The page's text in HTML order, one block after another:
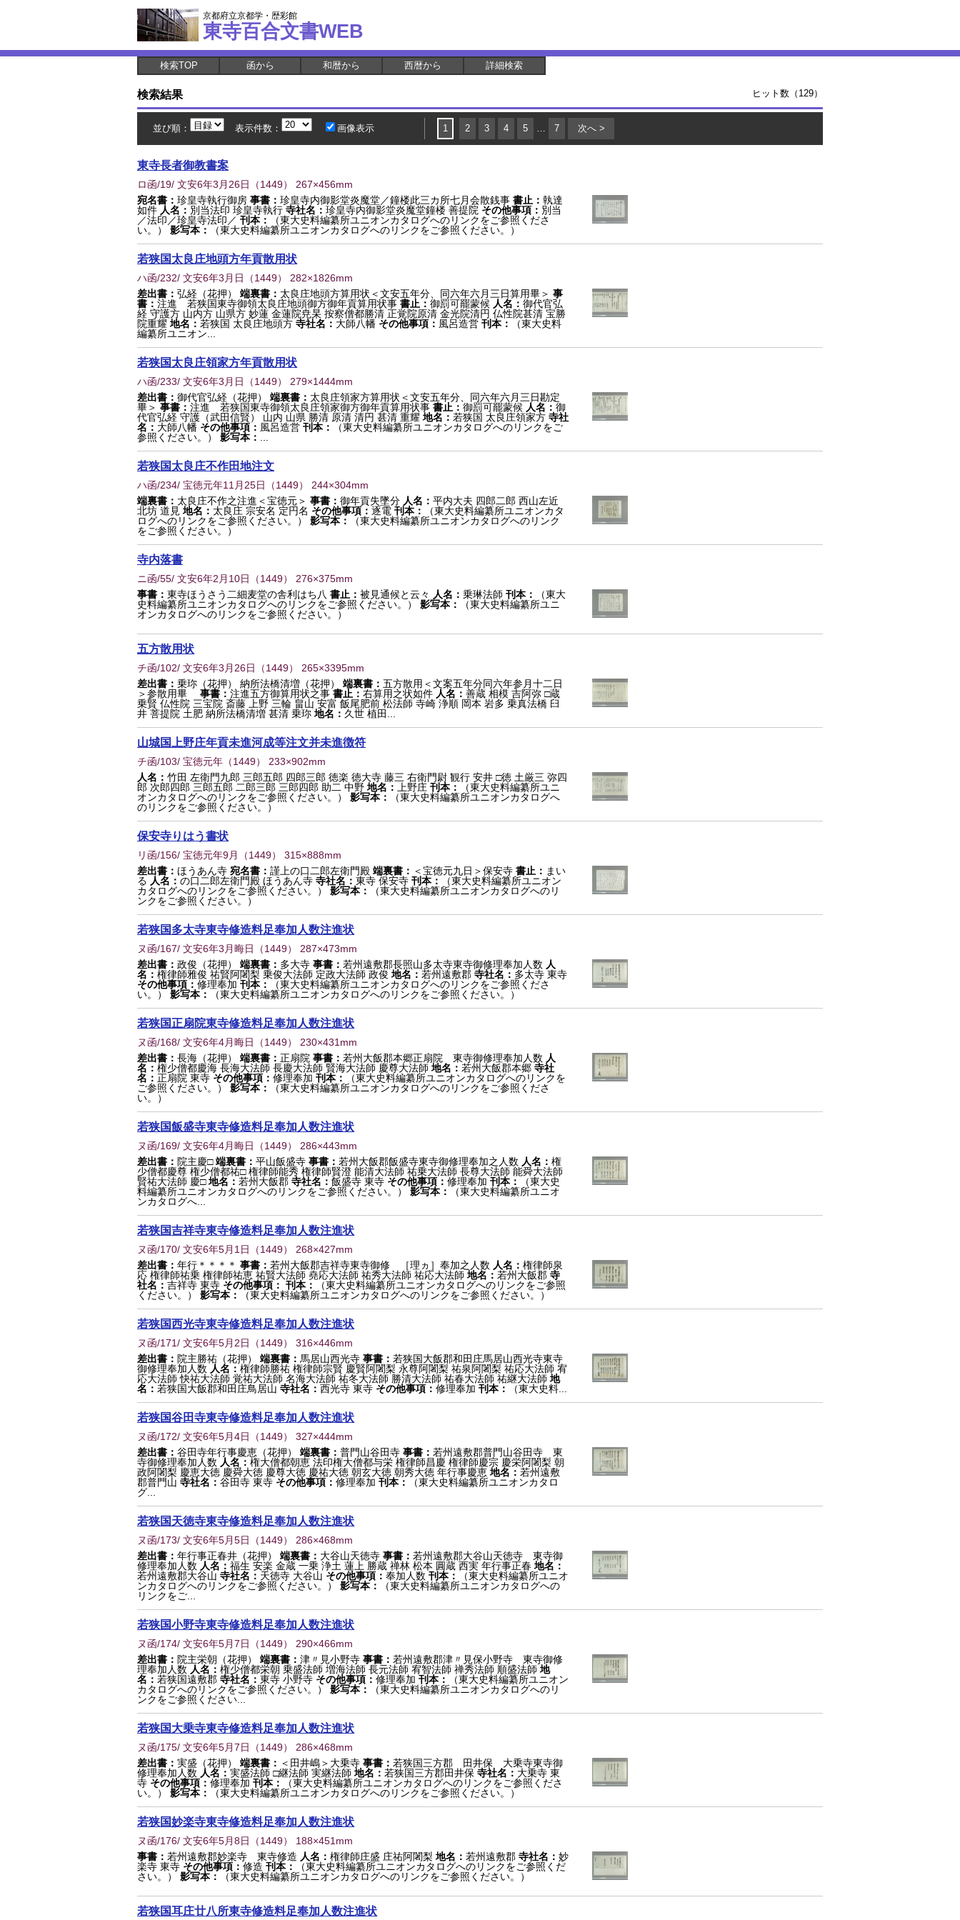
京都府立京都学・歴彩館
東寺百合文書WEB
検索TOP 函から 和暦から 西暦から 詳細検索
検索結果 ヒット数（129）
並び順： 表示件数： 画像表示 1 2 3 4 5 … 7 次へ >
東寺長者御教書案
ロ函/19/ 文安6年3月26日 （1449） 267×456mm
宛名書： 珍皇寺執行御房 事書： 珍皇寺内御影堂炎魔堂／鐘楼此三カ所七月会散銭事 書止： 執達
如件 人名： 別当法印 珍皇寺執行 寺社名： 珍皇寺内御影堂炎魔堂鐘楼 善提院 その他事項： 別当
／法印／珍皇寺法印／ 刊本：
（東大史料編纂所ユニオンカタログへのリンクをご参照くださ
い。）
影写本： （東大史料編纂所ユニオンカタログへのリンクをご参照ください。）
若狭国太良庄地頭方年貢散用状
ハ函/232/ 文安6年3月日 （1449） 282×1826mm
差出書： 弘経（花押） 端裏書： 太良庄地頭方算用状＜文安五年分、同六年六月三日算用畢＞ 事
書： 注進 若狭国東寺御領太良庄地頭御方御年貢算用状事 書止： 御罰可罷蒙候 人名： 御代官弘
経 守護方 山内方 山県方 妙蓮 金蓮院尭杲 按察僧都勝清 正覚院原清 金光院清円 仏性院甚清 宝勝
院重耀 地名： 若狭国 太良庄地頭方 寺社名： 大師八幡 その他事項： 風呂造営 刊本：
（東大史料
編纂所ユニオン...
若狭国太良庄領家方年貢散用状
ハ函/233/ 文安6年3月日 （1449） 279×1444mm
差出書： 御代官弘経（花押） 端裏書： 太良庄領家方算用状＜文安五年分、同六年六月三日勘定
畢＞ 事書： 注進 若狭国東寺御領太良庄領家御方御年貢算用状事 書止： 御罰可罷蒙候 人名： 御
代官弘経 守護（武田信賢） 山内 山県 勝清 原清 清円 甚清 重耀 地名： 若狭国 太良庄領家方 寺社
名： 大師八幡 その他事項： 風呂造営 刊本：
（東大史料編纂所ユニオンカタログへのリンクをご
参照ください。）
影写本：
若狭国太良庄不作田地注文
ハ函/234/ 宝徳元年11月25日 （1449） 244×304mm
端裏書： 太良庄不作之注進＜宝徳元＞ 事書： 御年貢失墜分 人名： 平内大夫 四郎二郎 西山左近
北坊 道見 地名： 太良庄 宗安名 定円名 その他事項： 逐電 刊本：
（東大史料編纂所ユニオンカタ
ログへのリンクをご参照ください。）
影写本：
（東大史料編纂所ユニオンカタログへのリンク
をご参照ください。）
寺内落書
ニ函/55/ 文安6年2月10日 （1449） 276×375mm
事書： 東寺ほうさう二細麦堂の舎利はち八 書止： 被見通候と云々 人名： 乗琳法師 刊本：
（東大
史料編纂所ユニオンカタログへのリンクをご参照ください。）
影写本：
（東大史料編纂所ユニ
オンカタログへのリンクをご参照ください。）
五方散用状
チ函/102/ 文安6年3月26日 （1449） 265×3395mm
差出書： 乗珎（花押） 納所法橋清増（花押） 端裏書： 五方散用＜文案五年分同六年参月十二日
＞参散用畢
事書： 注進五方御算用状之事 書止： 右算用之状如件 人名： 善蔵 相模 吉阿弥 □蔵
乗賢 仏性院 三宝院 斎藤 上野 三輪 畠山 安富 飯尾肥前 松法師 寺崎 浄順 岡本 岩多 乗真法橋 臼
井 菩提院 土肥 納所法橋清増 甚清 乗珎 地名： 久世 植田...
山城国上野庄年貢未進河成等注文并未進徴符
チ函/103/ 宝徳元年 （1449） 233×902mm
人名： 竹田 左衛門九郎 三郎五郎 四郎三郎 徳楽 徳大寺 藤三 右衛門尉 観行 安井 □徳 土厳三 弥四
郎 次郎四郎 三郎五郎 二郎三郎 三郎四郎 助二 中野 地名： 上野庄 刊本：
（東大史料編纂所ユニ
オンカタログへのリンクをご参照ください。）
影写本：
（東大史料編纂所ユニオンカタログへ
のリンクをご参照ください。）
保安寺りはう書状
リ函/156/ 宝徳元年9月 （1449） 315×888mm
差出書： ほうあん寺 宛名書： 謹上の口二郎左衛門殿 端裏書： ＜宝徳元九日＞保安寺 書止： まい
る 人名： の口二郎左衛門殿 ほうあん寺 寺社名： 東寺 保安寺 刊本：
（東大史料編纂所ユニオン
カタログへのリンクをご参照ください。）
影写本：
（東大史料編纂所ユニオンカタログへのリ
ンクをご参照ください。）
若狭国多太寺東寺修造料足奉加人数注進状
ヌ函/167/ 文安6年3月晦日 （1449） 287×473mm
差出書： 政俊（花押） 端裏書： 多大寺 事書： 若州遠敷郡長照山多太寺東寺御修理奉加人数 人
名： 権律師雅俊 祐賢阿闍梨 乗俊大法師 定政大法師 政俊 地名： 若州遠敷郡 寺社名： 多太寺 東寺
その他事項： 修理奉加 刊本：
（東大史料編纂所ユニオンカタログへのリンクをご参照くださ
い。）
影写本： （東大史料編纂所ユニオンカタログへのリンクをご参照ください。）
若狭国正扇院東寺修造料足奉加人数注進状
ヌ函/168/ 文安6年4月晦日 （1449） 230×431mm
差出書： 長海（花押） 端裏書： 正扇院 事書： 若州大飯郡本郷正扇院 東寺御修理奉加人数 人
名： 権少僧都慶海 長海大法師 長慶大法師 賢海大法師 慶尊大法師 地名： 若州大飯郡本郷 寺社
名： 正扇院 東寺 その他事項： 修理奉加 刊本：
（東大史料編纂所ユニオンカタログへのリンクを
ご参照ください。）
影写本：
（東大史料編纂所ユニオンカタログへのリンクをご参照くださ
い。）
若狭国飯盛寺東寺修造料足奉加人数注進状
ヌ函/169/ 文安6年4月晦日 （1449） 286×443mm
差出書： 院主慶□ 端裏書： 平山飯盛寺 事書： 若州大飯郡飯盛寺東寺御修理奉加之人数 人名： 権
少僧都慶尊 権少僧都祐□ 権律師能秀 権律師賢澄 能清大法師 祐乗大法師 長尊大法師 能舜大法師
賢祐大法師 慶□ 地名： 若州大飯郡 寺社名： 飯盛寺 東寺 その他事項： 修理奉加 刊本：
（東大史
料編纂所ユニオンカタログへのリンクをご参照ください。）
影写本：
（東大史料編纂所ユニオ
ンカタログへ...
若狭国吉祥寺東寺修造料足奉加人数注進状
ヌ函/170/ 文安6年5月1日 （1449） 268×427mm
差出書： 年行＊＊＊＊ 事書： 若州大飯郡吉祥寺東寺御修 ［理ヵ］奉加之人数 人名： 権律師泉
応 権律師祐乗 権律師祐恵 祐賢大法師 堯応大法師 祐秀大法師 祐応大法師 地名： 若州大飯郡 寺
社名： 吉祥寺 東寺 その他事項： 刊本：
（東大史料編纂所ユニオンカタログへのリンクをご参照
ください。）
影写本： （東大史料編纂所ユニオンカタログへのリンクをご参照ください。）
若狭国西光寺東寺修造料足奉加人数注進状
ヌ函/171/ 文安6年5月2日 （1449） 316×446mm
差出書： 院主勝祐（花押） 端裏書： 馬居山西光寺 事書： 若狭国大飯郡和田庄馬居山西光寺東寺
御修理奉加人数 人名： 権律師勝祐 権律師宗賢 慶賢阿闍梨 永尊阿闍梨 祐泉阿闍梨 祐応大法師 宥
応大法師 快祐大法師 覚祐大法師 名海大法師 祐冬大法師 勝清大法師 祐春大法師 祐継大法師 地
名： 若狭国大飯郡和田庄鳥居山 寺社名： 西光寺 東寺 その他事項： 修理奉加 刊本： （東大史料...
若狭国谷田寺東寺修造料足奉加人数注進状
ヌ函/172/ 文安6年5月4日 （1449） 327×444mm
差出書： 谷田寺年行事慶恵（花押） 端裏書： 普門山谷田寺 事書： 若州遠敷郡普門山谷田寺 東
寺御修理奉加人数 人名： 権大僧都朝恵 法印権大僧都与栄 権律師昌慶 権律師慶宗 慶栄阿闍梨 朝
政阿闍梨 慶恵大徳 慶舜大徳 慶尊大徳 慶祐大徳 朝玄大徳 朝秀大徳 年行事慶恵 地名： 若州遠敷
郡普門山 寺社名： 谷田寺 東寺 その他事項： 修理奉加 刊本：
（東大史料編纂所ユニオンカタロ
グ...
若狭国天徳寺東寺修造料足奉加人数注進状
ヌ函/173/ 文安6年5月5日 （1449） 286×468mm
差出書： 年行事正春井（花押） 端裏書： 大谷山天徳寺 事書： 若州遠敷郡大谷山天徳寺 東寺御
修理奉加人数 人名： 福生 安楽 金蔵 一乗 浄土 蓮上 勝蔵 禅林 松本 圓蔵 西実 年行事正春 地名：
若州遠敷郡大谷山 寺社名： 天徳寺 大谷山 その他事項： 奉加人数 刊本：
（東大史料編纂所ユニオ
ンカタログへのリンクをご参照ください。）
影写本：
（東大史料編纂所ユニオンカタログへの
リンクをご...
若狭国小野寺東寺修造料足奉加人数注進状
ヌ函/174/ 文安6年5月7日 （1449） 290×466mm
差出書： 院主栄朝（花押） 端裏書： 津〃見小野寺 事書： 若州遠敷郡津〃見保小野寺 東寺御修
理奉加人数 人名： 権少僧都栄朝 乗盛法師 増海法師 長元法師 宥智法師 禅秀法師 順盛法師 地
名： 若狭国遠敷郡 寺社名： 東寺 小野寺 その他事項： 修理奉加 刊本：
（東大史料編纂所ユニオン
カタログへのリンクをご参照ください。）
影写本：
（東大史料編纂所ユニオンカタログへのリ
ンクをご参照ください...
若狭国大乗寺東寺修造料足奉加人数注進状
ヌ函/175/ 文安6年5月7日 （1449） 286×468mm
差出書： 実盛（花押） 端裏書： ＜田井嶋＞大乗寺 事書： 若狭国三方郡 田井保 大乗寺東寺御
修理奉加人数 人名： 実盛法師 □継法師 実継法師 地名： 若狭国三方郡田井保 寺社名： 大乗寺 東
寺 その他事項： 修理奉加 刊本：
（東大史料編纂所ユニオンカタログへのリンクをご参照くださ
い。）
影写本： （東大史料編纂所ユニオンカタログへのリンクをご参照ください。）
若狭国妙楽寺東寺修造料足奉加人数注進状
ヌ函/176/ 文安6年5月8日 （1449） 188×451mm
事書： 若州遠敷郡妙楽寺 東寺修造 人名： 権律師庄盛 庄祐阿闍梨 地名： 若州遠敷郡 寺社名： 妙
楽寺 東寺 その他事項： 修造 刊本：
（東大史料編纂所ユニオンカタログへのリンクをご参照くだ
さい。）
影写本： （東大史料編纂所ユニオンカタログへのリンクをご参照ください。）
若狭国耳庄廿八所東寺修造料足奉加人数注進状